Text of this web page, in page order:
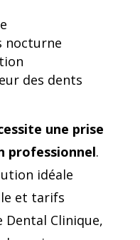
nocturne
des dents
une prise
professionnel.
idéale
et tarifs
Dental Clinique,